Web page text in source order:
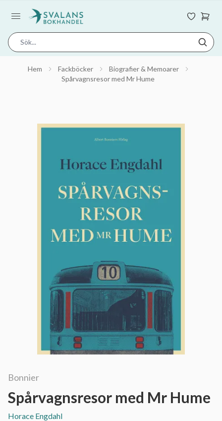
Hem Fackböcker
Biografier & Memoarer
Spårvagnsresor med Mr Hume
Bonnier
Spårvagnsresor med Mr Hume
Horace Engdahl